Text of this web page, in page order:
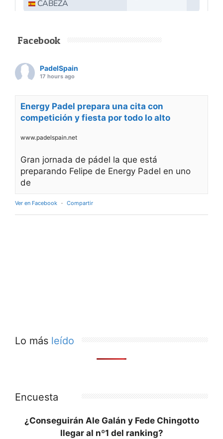
Facebook
PadelSpain
17 hours ago
Energy Padel prepara una cita con
competición y fiesta por todo lo alto
www.padelspain.net
Gran jornada de pádel la que está
preparando Felipe de Energy Padel en uno
de
Ver en Facebook · Compartir
Lo más leído
Encuesta
¿Conseguirán Ale Galán y Fede Chingotto
llegar al nº1 del ranking?